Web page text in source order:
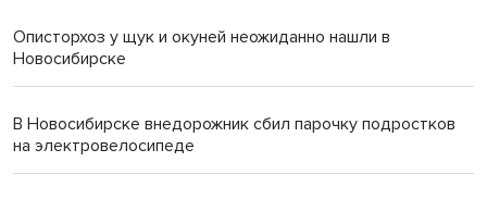
Описторхоз у щук и окуней неожиданно нашли в
Новосибирске
В Новосибирске внедорожник сбил парочку подростков
на электровелосипеде